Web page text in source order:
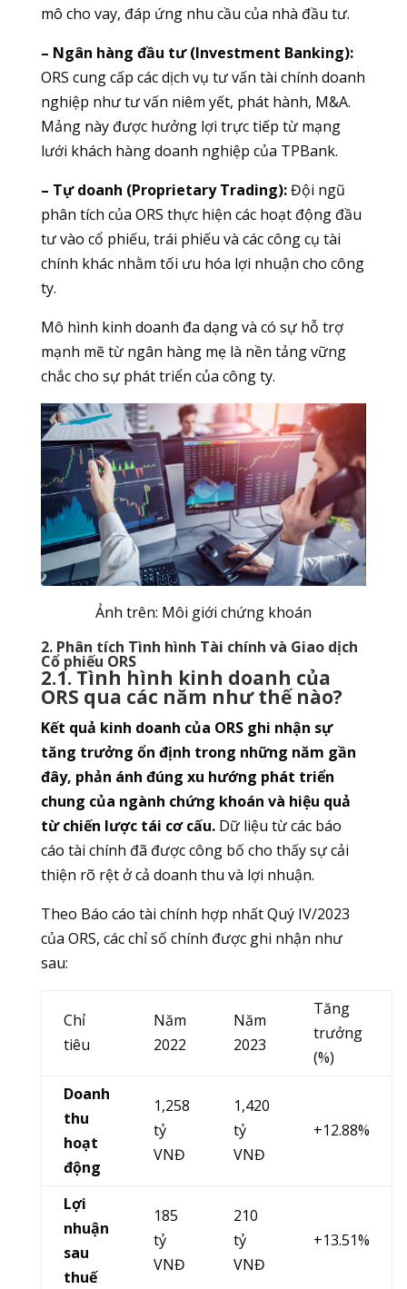
mô cho vay, đáp ứng nhu cầu của nhà đầu tư.
– Ngân hàng đầu tư (Investment Banking):
ORS cung cấp các dịch vụ tư vấn tài chính doanh
nghiệp như tư vấn niêm yết, phát hành, M&A.
Mảng này được hưởng lợi trực tiếp từ mạng
lưới khách hàng doanh nghiệp của TPBank.
– Tự doanh (Proprietary Trading):Đội ngũ
phân tích của ORS thực hiện các hoạt động đầu
tư vào cổ phiếu, trái phiếu và các công cụ tài
chính khác nhằm tối ưu hóa lợi nhuận cho công
ty.
Mô hình kinh doanh đa dạng và có sự hỗ trợ
mạnh mẽ từ ngân hàng mẹ là nền tảng vững
chắc cho sự phát triển của công ty.
Ảnh trên: Môi giới chứng khoán
2. Phân tích Tình hình Tài chính và Giao dịch
Cổ phiếu ORS
2.1. Tình hình kinh doanh của
ORS qua các năm như thế nào?
Kết quả kinh doanh của ORS ghi nhận sự
tăng trưởng ổn định trong những năm gần
đây, phản ánh đúng xu hướng phát triển
chung của ngành chứng khoán và hiệu quả
từ chiến lược tái cơ cấu.Dữ liệu từ các báo
cáo tài chính đã được công bố cho thấy sự cải
thiện rõ rệt ở cả doanh thu và lợi nhuận.
Theo Báo cáo tài chính hợp nhất Quý IV/2023
của ORS, các chỉ số chính được ghi nhận như
sau:
Chỉ
tiêu
Năm
2022
Năm
2023
Tăng
trưởng
(%)
Doanh
thu
hoạt
động
1,258
tỷ
VNĐ
1,420
tỷ
VNĐ
+12.88%
Lợi
nhuận
sau
thuế
185
tỷ
VNĐ
210
tỷ
VNĐ
+13.51%